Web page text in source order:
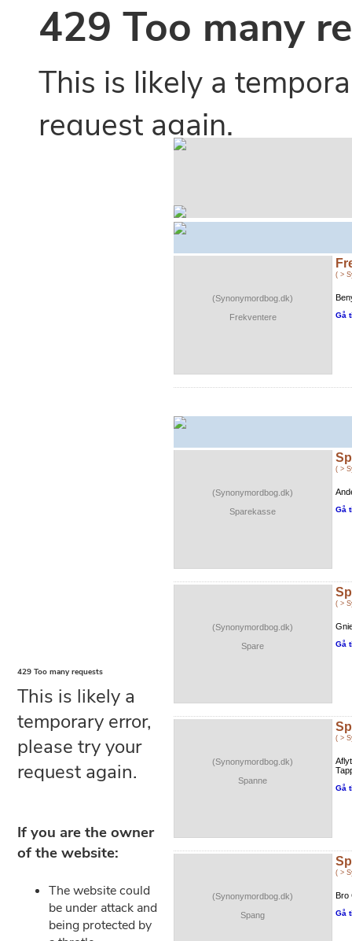
(Synonymordbog.dk)
Frekventere
( >
Gå
(Synonymordbog.dk)
Sparekasse
( >
Gå
(Synonymordbog.dk)
Spare
( >
Gå
(Synonymordbog.dk)
Spanne
( >
Gå
(Synonymordbog.dk)
Spang
( >
Bro
Gå